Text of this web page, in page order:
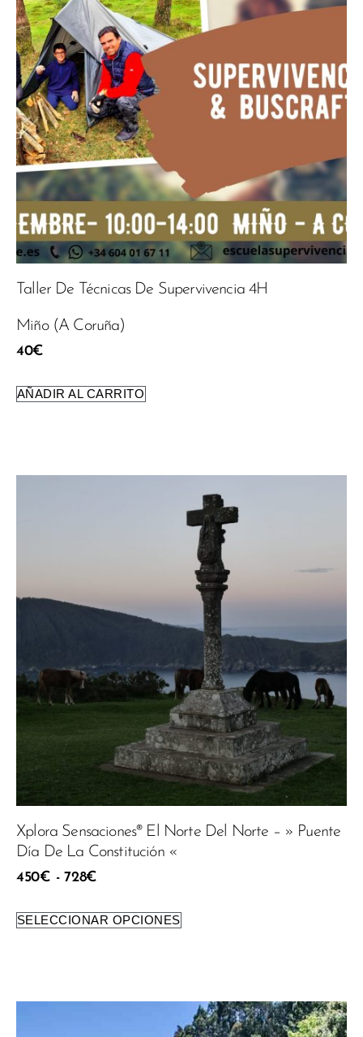
Taller De Técnicas De Supervivencia 4H
Miño (A Coruña)
40€
AÑADIR AL CARRITO
Xplora Sensaciones® El Norte Del Norte – » Puente
Día De La Constitución «
450€ - 728€
SELECCIONAR OPCIONES